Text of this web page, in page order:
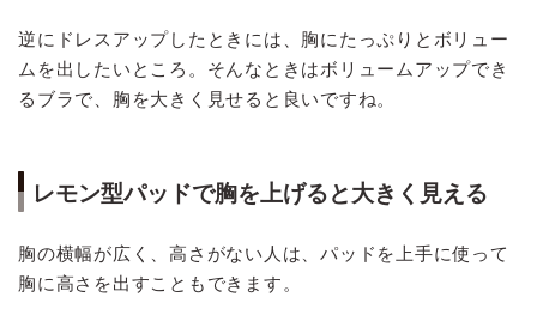
逆にドレスアップしたときには、胸にたっぷりとボリュー
ムを出したいところ。そんなときはボリュームアップでき
るブラで、胸を大きく見せると良いですね。
レモン型パッドで胸を上げると大きく見える
胸の横幅が広く、高さがない人は、パッドを上手に使って
胸に高さを出すこともできます。